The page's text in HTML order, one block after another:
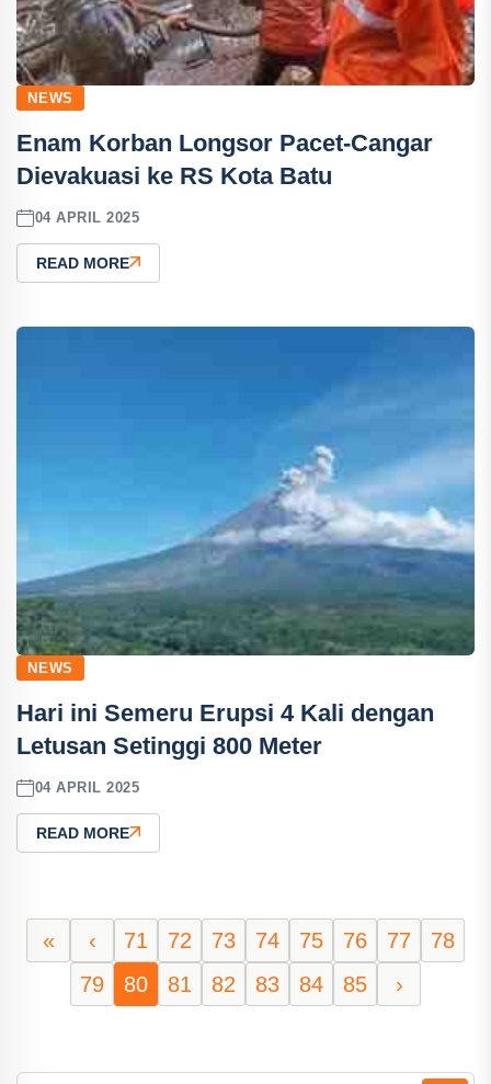
NEWS
Enam Korban Longsor Pacet-Cangar
Dievakuasi ke RS Kota Batu
04 APRIL 2025
READ MORE
NEWS
Hari ini Semeru Erupsi 4 Kali dengan
Letusan Setinggi 800 Meter
04 APRIL 2025
READ MORE
« ‹ 71 72 73 74 75 76 77
78
79
80 81 82 83 84 85 ›